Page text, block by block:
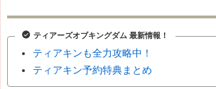
ティアーズオブキングダム 最新情報！
ティアキンも全力攻略中！
ティアキン予約特典まとめ